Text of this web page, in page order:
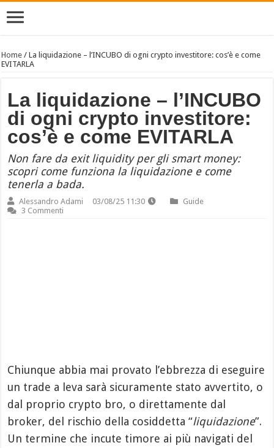
Home /La liquidazione – l’INCUBO di ogni crypto investitore: cos’è e come
EVITARLA
La liquidazione – l’INCUBO
di ogni crypto investitore:
cos’è e come EVITARLA
Non fare da exit liquidity per gli smart money:
scopri come funziona la liquidazione e come
tenerla a bada.
Alessandro Adami 03/08/25 11:30
Guide
3 Commenti
Chiunque abbia mai provato l’ebbrezza di eseguire
un trade a leva sarà sicuramente stato avvertito, o
dal proprio crypto bro, o direttamente dal
broker, del rischio della cosiddetta “liquidazione”.
Un termine che incute timore ai più navigati del